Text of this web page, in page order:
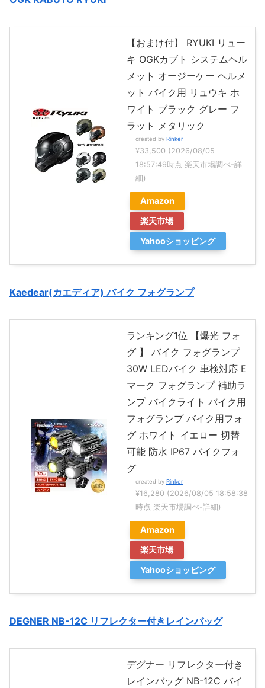
【おまけ付】 RYUKI リュー
キ OGKカブト システムヘル
メット オージーケー ヘルメ
ット バイク用 リュウキ ホ
ワイト ブラック グレー フ
ラット メタリック
created by Rinker
¥33,500 (2026/08/05
18:57:49時点 楽天市場調べ-詳
細)
Amazon
楽天市場
Yahooショッピング
Kaedear(カエディア) バイク フォグランプ
ランキング1位 【爆光 フォ
グ 】 バイク フォグランプ
30W LEDバイク 車検対応 E
マーク フォグランプ 補助ラ
ンプ バイクライト バイク用
フォグランプ バイク用フォ
グ ホワイト イエロー 切替
可能 防水 IP67 バイクフォ
グ
created by Rinker
¥16,280 (2026/08/05 18:58:38
時点 楽天市場調べ-詳細)
Amazon
楽天市場
Yahooショッピング
DEGNER NB-12C リフレクター付きレインバッグ
デグナー リフレクター付き
レインバッグ NB-12C バイ